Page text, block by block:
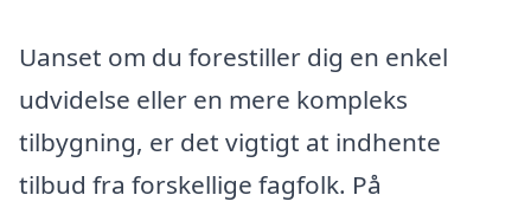
Uanset om du forestiller dig en enkel
udvidelse eller en mere kompleks
tilbygning, er det vigtigt at indhente
tilbud fra forskellige fagfolk. På